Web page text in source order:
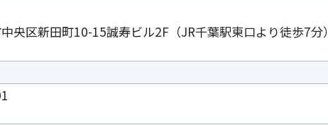
央区新田町10-15誠寿ビル2F（JR千葉駅東口より徒歩7分）